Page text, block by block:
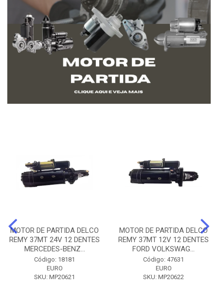
MOTOR DE PARTIDA DELCO
REMY 37MT 24V 12 DENTES
MERCEDES-BENZ...
Código: 18181
EURO
SKU: MP20621
MOTOR DE PARTIDA DELCO
REMY 37MT 12V 12 DENTES
FORD VOLKSWAG...
Código: 47631
EURO
SKU: MP20622